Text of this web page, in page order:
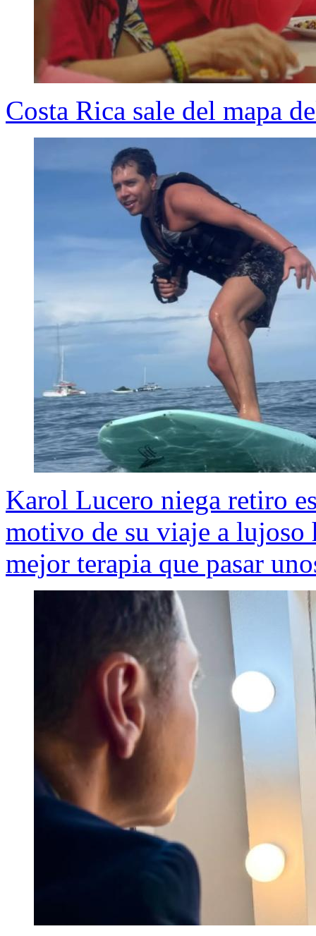
Costa Rica sale del mapa
Karol Lucero niega retiro
motivo de su viaje a lujoso
mejor terapia que pasar